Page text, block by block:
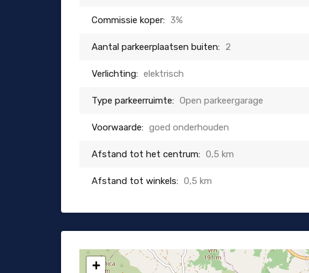
Commissie koper: 3%
Aantal parkeerplaatsen buiten: 2
Verlichting: elektrisch
Type parkeerruimte: Open parkeergarage
Voorwaarde: goed onderhouden
Afstand tot het centrum: 0,5 km
Afstand tot winkels: 0,5 km
+